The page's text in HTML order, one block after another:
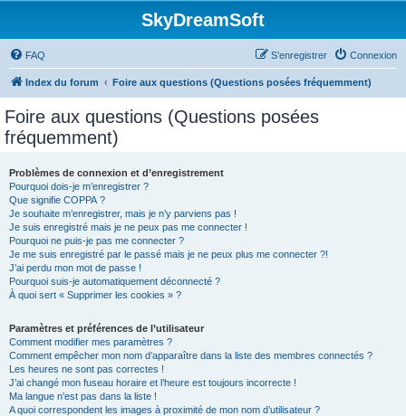
SkyDreamSoft
FAQ Connexion
S’enregistrer
Index du forum Foire aux questions (Questions posées fréquemment)
Foire aux questions (Questions posées
fréquemment)
Problèmes de connexion et d’enregistrement
Pourquoi dois-je m’enregistrer ?
Que signifie COPPA ?
Je souhaite m’enregistrer, mais je n’y parviens pas !
Je suis enregistré mais je ne peux pas me connecter !
Pourquoi ne puis-je pas me connecter ?
Je me suis enregistré par le passé mais je ne peux plus me connecter ?!
J’ai perdu mon mot de passe !
Pourquoi suis-je automatiquement déconnecté ?
À quoi sert « Supprimer les cookies » ?
Paramètres et préférences de l’utilisateur
Comment modifier mes paramètres ?
Comment empêcher mon nom d’apparaître dans la liste des membres connectés ?
Les heures ne sont pas correctes !
J’ai changé mon fuseau horaire et l’heure est toujours incorrecte !
Ma langue n’est pas dans la liste !
A quoi correspondent les images à proximité de mon nom d’utilisateur ?